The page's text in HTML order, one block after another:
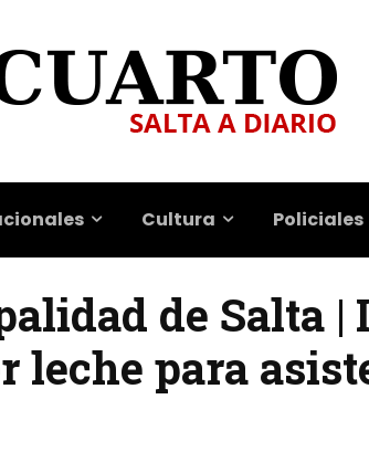
Cultura Policiales
de Salta |
leche para